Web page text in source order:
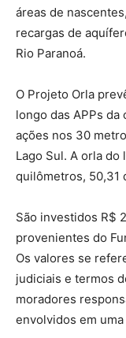
áreas de
recargas de
Rio Paranoá.
O Projeto Orla
longo das APPs da
ações nos 30
Lago Sul. A orla do
quilômetros, 50,31
São investidos R$
provenientes do
Os valores se
judiciais e termos
moradores
envolvidos em